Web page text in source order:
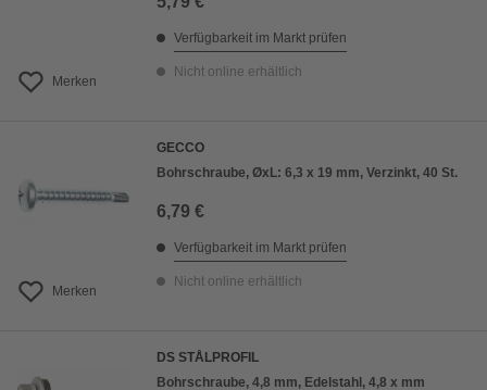
Merken
Verfügbarkeit im Markt prüfen
Nicht online erhältlich
Merken
GECCO
Bohrschraube, ØxL: 6,3 x 19 mm, Verzinkt, 40 St.
6,79 €
Verfügbarkeit im Markt prüfen
Nicht online erhältlich
DS STÅLPROFIL
Bohrschraube, 4,8 mm, Edelstahl, 4,8 x mm